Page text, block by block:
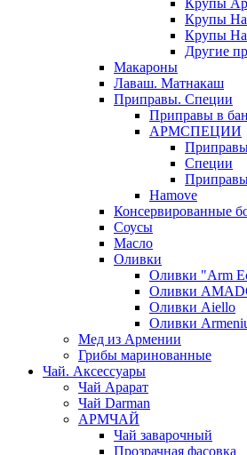
Крупы
Крупы
Крупы
Другие
Макароны
Лаваш. Матнакаш
Приправы. Специи
Приправы в
АРМСПЕЦИИ
Специи
Hamove
Консервированные
Соусы
Масло
Оливки
Оливки "Arm
Оливки
Оливки Aiello
Оливки
Мед из Армении
Грибы маринованные
Чай. Аксессуары
Чай Арарат
Чай Darman
АРМЧАЙ
Чай заварочный
Прозрачная фасовка